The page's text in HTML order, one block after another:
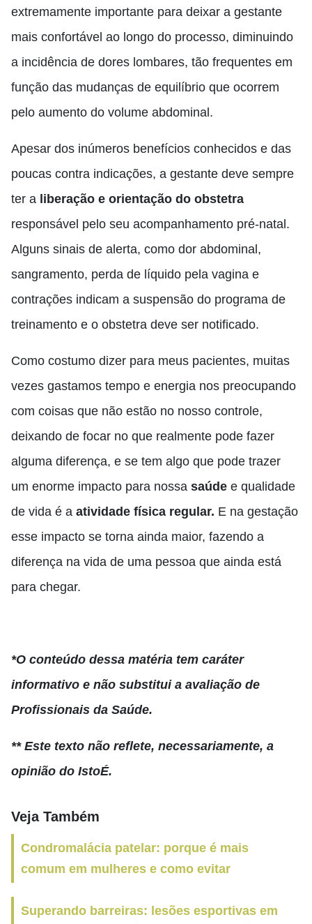
extremamente importante para deixar a gestante
mais confortável ao longo do processo, diminuindo
a incidência de dores lombares, tão frequentes em
função das mudanças de equilíbrio que ocorrem
pelo aumento do volume abdominal.
Apesar dos inúmeros benefícios conhecidos e das
poucas contra indicações, a gestante deve sempre
ter a liberação e orientação do obstetra
responsável pelo seu acompanhamento pré-natal.
Alguns sinais de alerta, como dor abdominal,
sangramento, perda de líquido pela vagina e
contrações indicam a suspensão do programa de
treinamento e o obstetra deve ser notificado.
Como costumo dizer para meus pacientes, muitas
vezes gastamos tempo e energia nos preocupando
com coisas que não estão no nosso controle,
deixando de focar no que realmente pode fazer
alguma diferença, e se tem algo que pode trazer
um enorme impacto para nossa saúde e qualidade
de vida é a atividade física regular. E na gestação
esse impacto se torna ainda maior, fazendo a
diferença na vida de uma pessoa que ainda está
para chegar.
*O conteúdo dessa matéria tem caráter
informativo e não substitui a avaliação de
Profissionais da Saúde.
** Este texto não reflete, necessariamente, a
opinião do IstoÉ.
Veja Também
Condromalácia patelar: porque é mais
comum em mulheres e como evitar
Superando barreiras: lesões esportivas em